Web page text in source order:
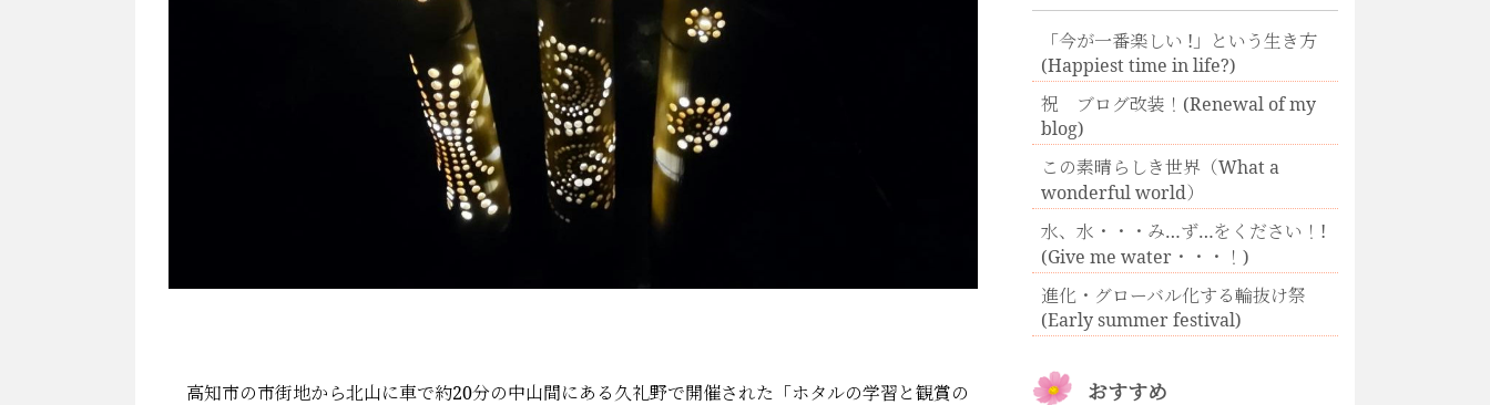
高知市の市街地から北山に車で約20分の中山間にある久礼野で開催された「ホタルの学習と観賞の
「今が一番楽しい !」という生き方
(Happiest time in life?)
祝 ブログ改装！(Renewal of my
blog)
この素晴らしき世界（What a
wonderful world）
水、水・・・み…ず…をください！!
(Give me water・・・！)
進化・グローバル化する輪抜け祭
(Early summer festival)
おすすめ